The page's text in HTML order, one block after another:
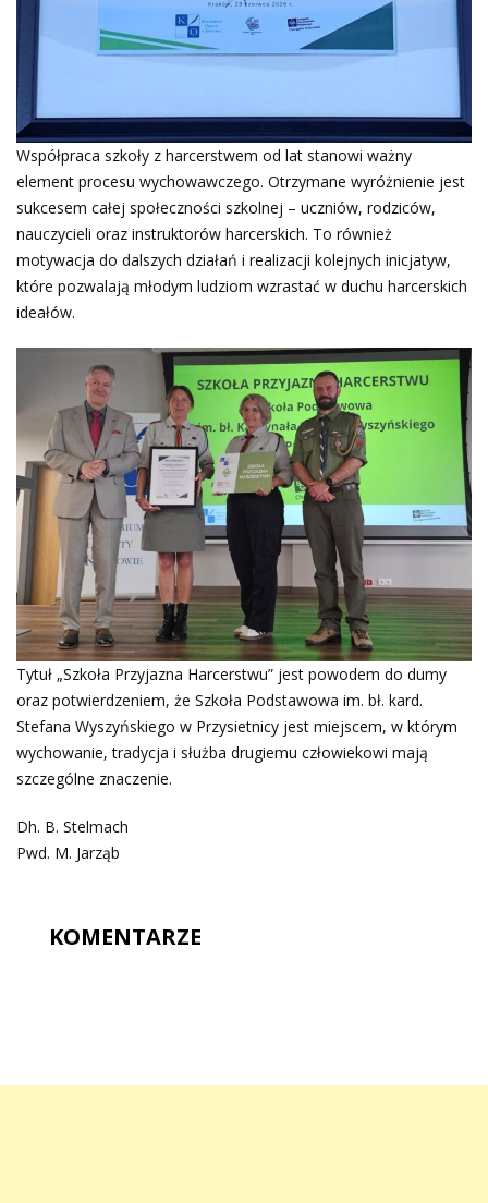
Współpraca szkoły z harcerstwem od lat stanowi ważny
element procesu wychowawczego. Otrzymane wyróżnienie jest
sukcesem całej społeczności szkolnej – uczniów, rodziców,
nauczycieli oraz instruktorów harcerskich. To również
motywacja do dalszych działań i realizacji kolejnych inicjatyw,
które pozwalają młodym ludziom wzrastać w duchu harcerskich
ideałów.
Tytuł „Szkoła Przyjazna Harcerstwu” jest powodem do dumy
oraz potwierdzeniem, że Szkoła Podstawowa im. bł. kard.
Stefana Wyszyńskiego w Przysietnicy jest miejscem, w którym
wychowanie, tradycja i służba drugiemu człowiekowi mają
szczególne znaczenie.
Dh. B. Stelmach
Pwd. M. Jarząb
KOMENTARZE